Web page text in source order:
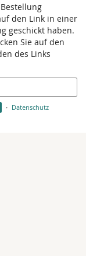
den Link in einer
geschickt haben.
Sie auf den
des Links
Datenschutz